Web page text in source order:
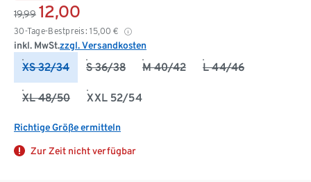
19,99 12,00
30-Tage-Bestpreis: 15,00 €
inkl. MwSt.zzgl. Versandkosten
XS 32/34 S 36/38 M 40/42 L 44/46
XL 48/50 XXL 52/54
Richtige Größe ermitteln
Zur Zeit nicht verfügbar